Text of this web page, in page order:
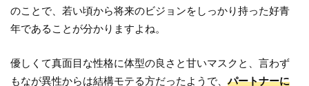
のことで、若い頃から将来のビジョンをしっかり持った好青
年であることが分かりますよね。
優しくて真面目な性格に体型の良さと甘いマスクと、言わず
もなが異性からは結構モテる方だったようで、パートナーに